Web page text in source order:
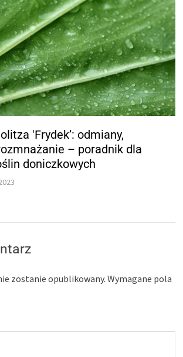
'Frydek’: odmiany,
– poradnik dla
doniczkowych
zostanie opublikowany. Wymagane pola